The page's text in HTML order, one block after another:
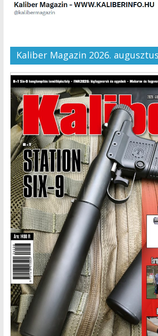
Kaliber Magazin 2026.